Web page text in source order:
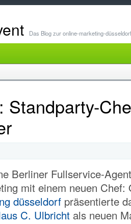
Das Blog zur online-marketing-düsseldorf
Standparty-
Berliner Fullservice-
mit einem neuen Chef:
düsseldorf präsentierte
C. Ulbricht als neuen